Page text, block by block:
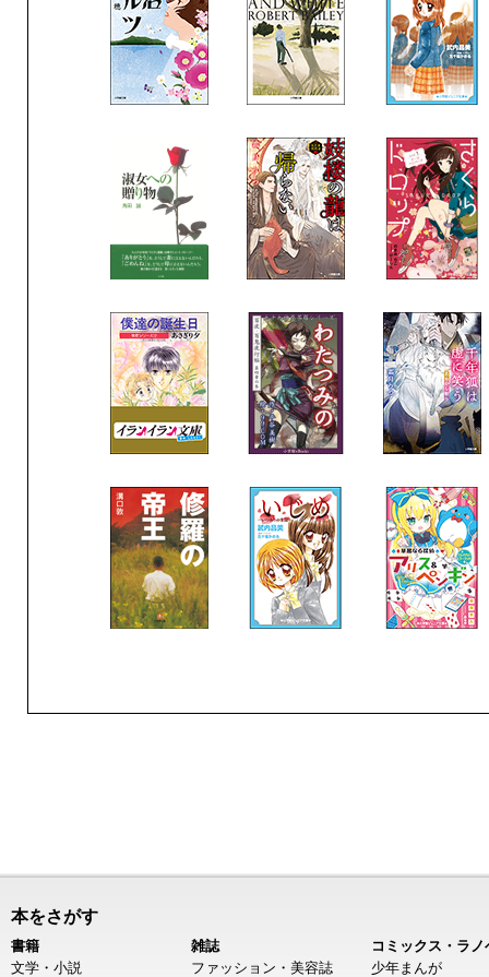
本をさがす
書籍
文学・小説
雑誌
ファッション・美容誌
コミックス・ラノ
少年まんが